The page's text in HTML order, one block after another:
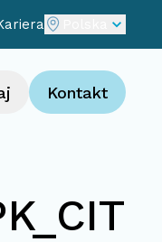
Kontakt